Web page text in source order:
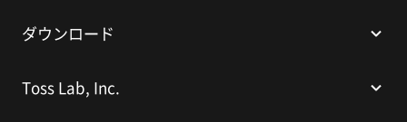
ダウンロード
Toss Lab, Inc.